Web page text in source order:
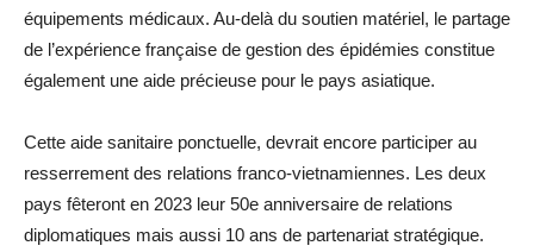
équipements médicaux. Au-delà du soutien matériel, le partage
de l’expérience française de gestion des épidémies constitue
également une aide précieuse pour le pays asiatique.
Cette aide sanitaire ponctuelle, devrait encore participer au
resserrement des relations franco-vietnamiennes. Les deux
pays fêteront en 2023 leur 50e anniversaire de relations
diplomatiques mais aussi 10 ans de partenariat stratégique.